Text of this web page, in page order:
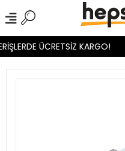
ÜCRETSİZ KARGO!